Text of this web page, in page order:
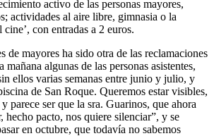
activo de las personas mayores,
actividades al aire libre, gimnasia o la
con entradas a 2 euros.
de mayores ha sido otra de las reclamaciones
mañana algunas de las personas asistentes,
ellos varias semanas entre junio y julio, y
de San Roque. Queremos estar visibles,
parece ser que la sra. Guarinos, que ahora
hecho pacto, nos quiere silenciar”, y se
en octubre, que todavía no sabemos